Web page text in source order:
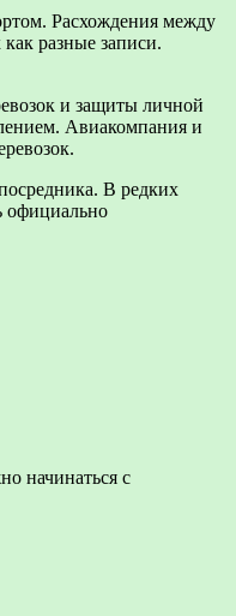
Расхождения между
разные записи.
и защиты личной
Авиакомпания и
В редких
официально
начинаться с